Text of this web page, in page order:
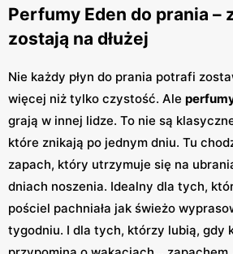
Perfumy Eden do prania –
zostają na dłużej
Nie każdy płyn do prania potrafi
więcej niż tylko czystość. Ale
grają w innej lidze. To nie są
które znikają po jednym dniu. Tu
zapach, który utrzymuje się na
dniach noszenia. Idealny dla tych,
pościel pachniała jak świeżo
tygodniu. I dla tych, którzy lubią, gdy